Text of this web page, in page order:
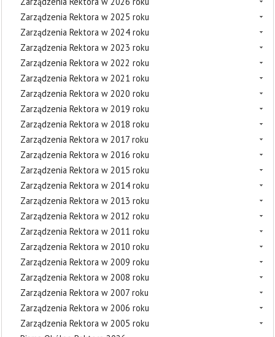
Zarządzenia Rektora w 2025 roku
Zarządzenia Rektora w 2024 roku
Zarządzenia Rektora w 2023 roku
Zarządzenia Rektora w 2022 roku
Zarządzenia Rektora w 2021 roku
Zarządzenia Rektora w 2020 roku
Zarządzenia Rektora w 2019 roku
Zarządzenia Rektora w 2018 roku
Zarządzenia Rektora w 2017 roku
Zarządzenia Rektora w 2016 roku
Zarządzenia Rektora w 2015 roku
Zarządzenia Rektora w 2014 roku
Zarządzenia Rektora w 2013 roku
Zarządzenia Rektora w 2012 roku
Zarządzenia Rektora w 2011 roku
Zarządzenia Rektora w 2010 roku
Zarządzenia Rektora w 2009 roku
Zarządzenia Rektora w 2008 roku
Zarządzenia Rektora w 2007 roku
Zarządzenia Rektora w 2006 roku
Zarządzenia Rektora w 2005 roku